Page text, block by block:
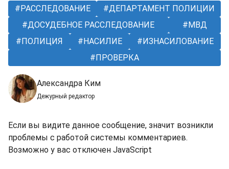
РАССЛЕДОВАНИЕ
ДЕПАРТАМЕНТ ПОЛИЦИИ
ДОСУДЕБНОЕ РАССЛЕДОВАНИЕ
МВД
ПОЛИЦИЯ
НАСИЛИЕ
ИЗНАСИЛОВАНИЕ
ПРОВЕРКА
Александра Ким
Дежурный редактор
Если вы видите данное сообщение, значит возникли
проблемы с работой системы комментариев.
Возможно у вас отключен JavaScript